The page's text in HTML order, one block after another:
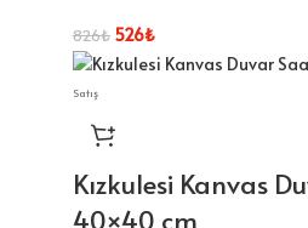
826₺ 526₺
Satış
Kızkulesi Kanvas
40×40 cm